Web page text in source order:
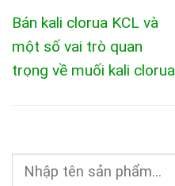
Bán kali clorua KCL và
một số vai trò quan
trọng về muối kali clorua